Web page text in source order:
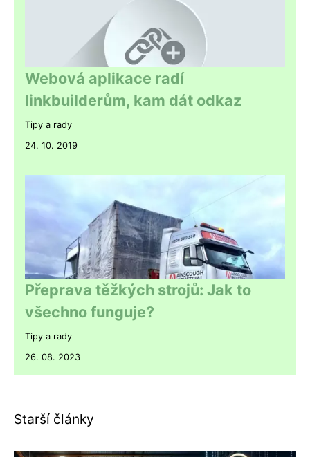
Webová aplikace radí
linkbuilderům, kam dát odkaz
Tipy a rady
24. 10. 2019
Přeprava těžkých strojů: Jak to
všechno funguje?
Tipy a rady
26. 08. 2023
Starší články